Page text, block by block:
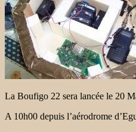
La Boufigo 22 sera lancée le 20
A 10h00 depuis l’aérodrome